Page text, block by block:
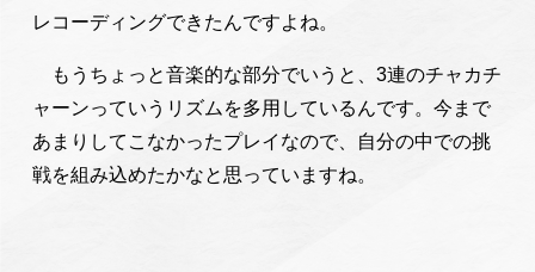
レコーディングできたんですよね。
もうちょっと音楽的な部分でいうと、3連のチャカチ
ャーンっていうリズムを多用しているんです。今まで
あまりしてこなかったプレイなので、自分の中での挑
戦を組み込めたかなと思っていますね。